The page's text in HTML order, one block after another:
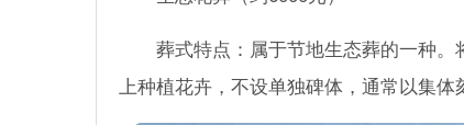
葬式特点：属于节地生态葬的一种
上种植花卉，不设单独碑体，通常以集体